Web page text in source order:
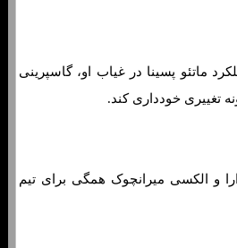
ماتئو پسینا در غیاب او، گاسپرینی
تغییری خودداری کند.
و الکسی میرانچوک همگی برای تیم